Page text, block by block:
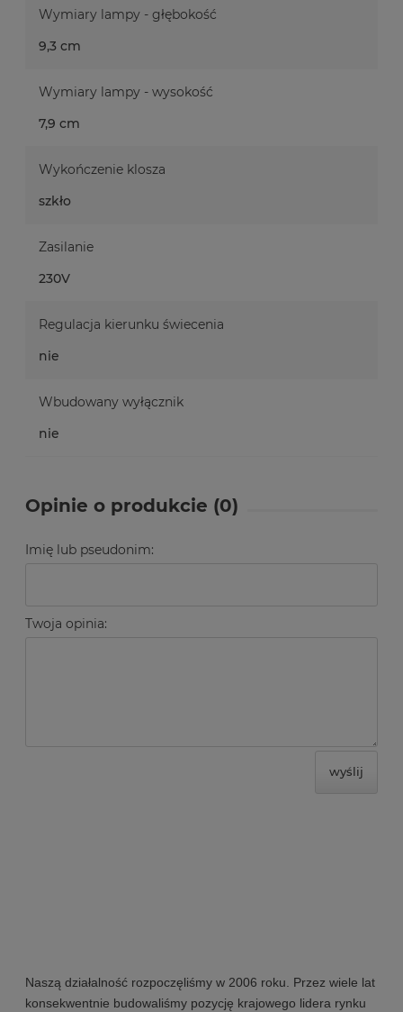
Wymiary lampy - głębokość
9,3 cm
Wymiary lampy - wysokość
7,9 cm
Wykończenie klosza
szkło
Zasilanie
230V
Regulacja kierunku świecenia
nie
Wbudowany wyłącznik
nie
Opinie o produkcie (0)
Imię lub pseudonim:
Twoja opinia:
wyślij
Naszą działalność rozpoczęliśmy w 2006 roku. Przez wiele lat
konsekwentnie budowaliśmy pozycję krajowego lidera rynku